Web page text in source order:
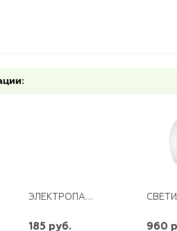
ЭЛЕКТРОПАЯЛЬНИК 40ВТ/220В (РУЧКА КАРБОЛИТ)
185 руб. 960